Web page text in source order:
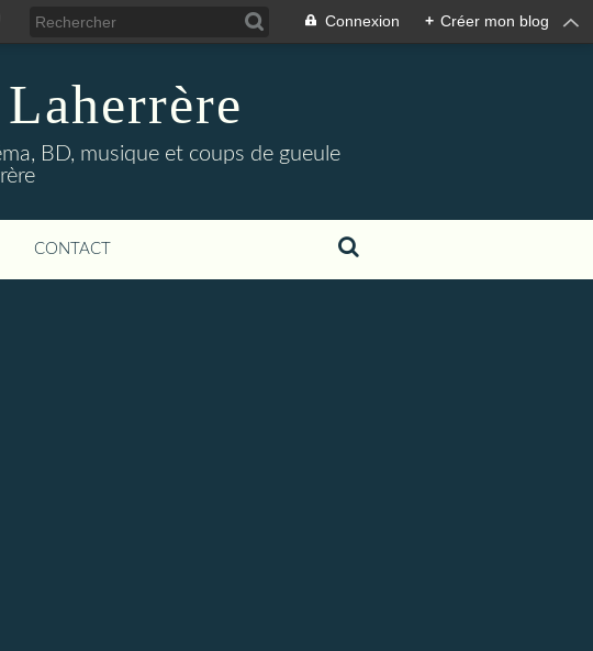
Connexion + Créer mon blog
BD, musique et coups de gueule
CONTACT